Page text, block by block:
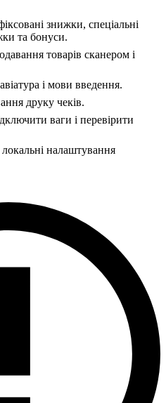
знижки, спеціальні
та бонуси.
товарів сканером і
і мови введення.
друку чеків.
ваги і перевірити
налаштування